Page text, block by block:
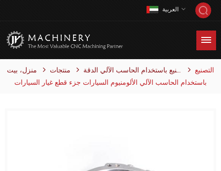
العربية
منزل، بيت منتجات التصنيع باستخدام الحاسب الآلي الدقة
التصنيع
باستخدام الحاسب الآلي الألومنيوم السيارات جزء قطع غيار السيارات